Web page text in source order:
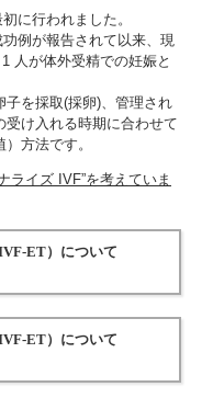
に行われました。
例が報告されて以来、現
人が体外受精での妊娠と
子を採取(採卵)、管理され
け入れる時期に合わせて
方法です。
ライズ IVF”を考えていま
ET）について
ET）について